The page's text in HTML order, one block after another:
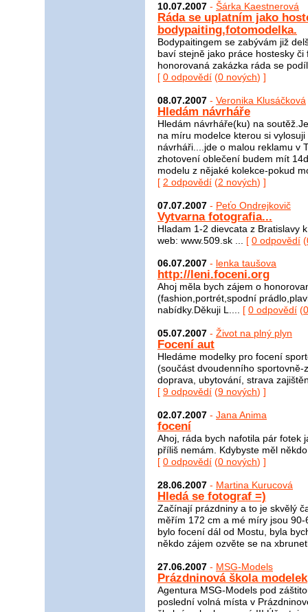
10.07.2007 - Šárka Kaestnerová
Ráda se uplatním jako
bodypaiting,fotomodelka.
Bodypaitingem se zabývám již
baví stejně jako práce hostesky
honorovaná zakázka ráda se
[ 0 odpovědí (0 nových) ]
08.07.2007 - Veronika Klusáčková
Hledám návrháře
Hledám návrháře(ku) na
na míru modelce kterou si
návrháři....jde o malou reklamu v
zhotovení oblečení budem mít
modelu z nějaké kolekce-pokud
[ 2 odpovědí (2 nových) ]
07.07.2007 - Peťo Ondrejkovič
Vytvarna fotografia...
Hladam 1-2 dievcata z Bratislavy
web: www.509.sk ... [ 0 odpovědí (
06.07.2007 - lenka taušova
http://leni.foceni.org
Ahoj měla bych zájem o
(fashion,portrét,spodní
nabídky.Děkuji L.... [ 0 odpovědí (
05.07.2007 - Život na plný plyn
Focení aut
Hledáme modelky pro focení
(součást dvoudenního
doprava, ubytování, strava
[ 9 odpovědí (9 nových) ]
02.07.2007 - Jana Anima
focení
Ahoj, ráda bych nafotila pár fotek
příliš nemám. Kdybyste měl
[ 0 odpovědí (0 nových) ]
28.06.2007 - Martina Kurucová
Hledá se fotograf =)
Začínají prázdniny a to je skvělý
měřím 172 cm a mé míry jsou
bylo focení dál od Mostu, byla
někdo zájem ozvěte se na
27.06.2007 - MSG-Models
Prázdninová škola modelek
Agentura MSG-Models pod
poslední volná místa v